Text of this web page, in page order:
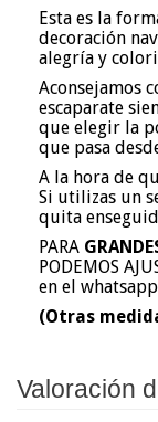
Esta es la
decoración
alegría y
Aconsejamos
escaparate
que elegir la
que pasa
A la hora de
Si utilizas un
quita
PARA
PODEMOS
en el whatsapp
(Otras
Valoración